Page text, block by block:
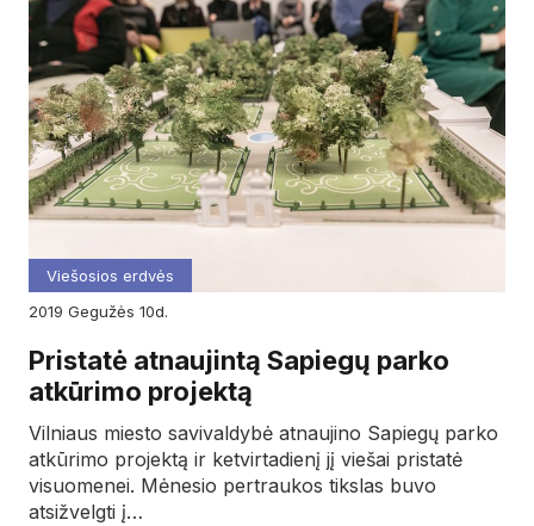
Viešosios erdvės
2019
gegužės 10d.
Pristatė atnaujintą Sapiegų parko
atkūrimo projektą
Vilniaus miesto savivaldybė atnaujino Sapiegų parko
atkūrimo projektą ir ketvirtadienį jį viešai pristatė
visuomenei. Mėnesio pertraukos tikslas buvo
atsižvelgti į…